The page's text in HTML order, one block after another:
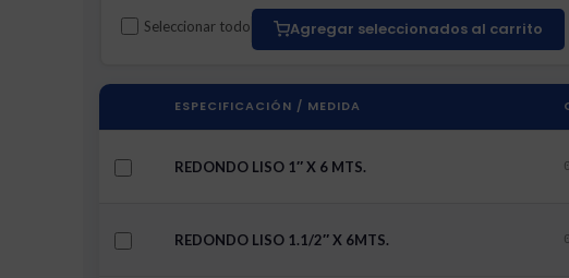
Seleccionar todo Agregar seleccionados al carrito
ESPECIFICACIÓN / MEDIDA
REDONDO LISO 1″ X 6 MTS.
REDONDO LISO 1.1/2″ X 6MTS.